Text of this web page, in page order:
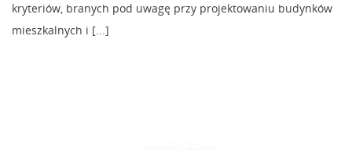
kryteriów, branych pod uwagę przy projektowaniu budynków
mieszkalnych i [...]